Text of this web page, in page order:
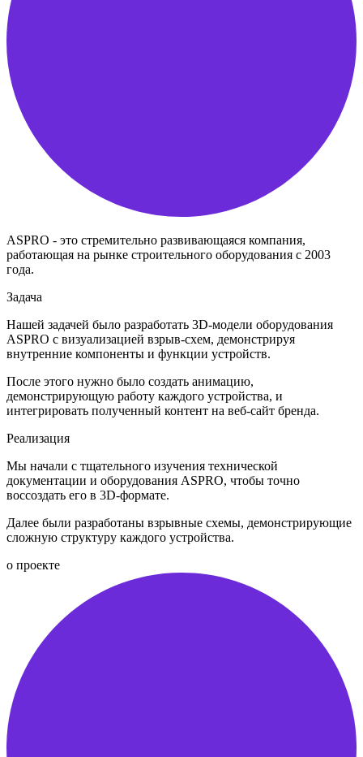
ASPRO - это стремительно развивающаяся компания,
работающая на рынке строительного оборудования с 2003
года.
Задача
Нашей задачей было разработать 3D-модели оборудования
ASPRO с визуализацией взрыв-схем, демонстрируя
внутренние компоненты и функции устройств.
После этого нужно было создать анимацию,
демонстрирующую работу каждого устройства, и
интегрировать полученный контент на веб-сайт бренда.
Реализация
Мы начали с тщательного изучения технической
документации и оборудования ASPRO, чтобы точно
воссоздать его в 3D-формате.
Далее были разработаны взрывные схемы, демонстрирующие
сложную структуру каждого устройства.
о проекте